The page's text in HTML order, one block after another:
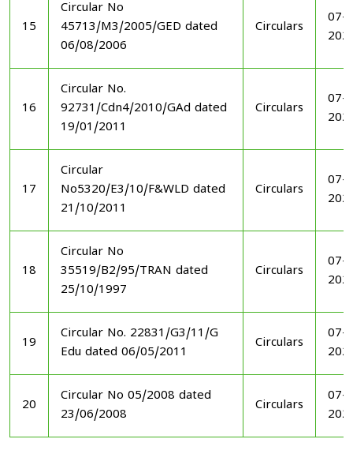
15
Circular No
45713/M3/2005/GED dated
06/08/2006
Circulars
07-
16
Circular No.
92731/Cdn4/2010/GAd dated
19/01/2011
Circulars
07-
17
Circular
No5320/E3/10/F&WLD dated
21/10/2011
Circulars
07-
18
Circular No
35519/B2/95/TRAN dated
25/10/1997
Circulars
07-
19
Circular No. 22831/G3/11/G
Edu dated 06/05/2011
Circulars
07-
20
Circular No 05/2008 dated
23/06/2008
Circulars
07-